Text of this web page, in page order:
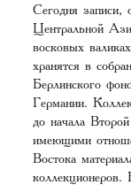
Сегодня записи,
Центральной
восковых
хранятся в
Берлинского
Германии.
до начала
имеющими
Востока